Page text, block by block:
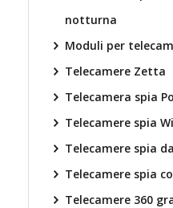
notturna
Moduli per
Telecamere Zetta
Telecamera spia
Telecamere spia
Telecamere spia
Telecamere spia
Telecamere 360